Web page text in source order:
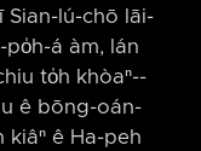
Sian-lú-chō lāi-
á àm, lán
to̍h khòaⁿ-⁠-
ê bōng-oán-
kiâⁿ ê Ha-peh